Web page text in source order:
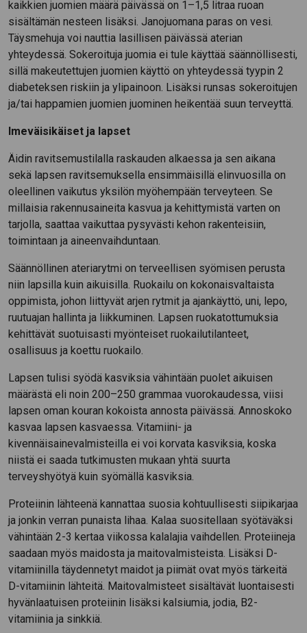
kaikkien juomien määrä päivässä on 1–1,5 litraa ruoan
sisältämän nesteen lisäksi. Janojuomana paras on vesi.
Täysmehuja voi nauttia lasillisen päivässä aterian
yhteydessä. Sokeroituja juomia ei tule käyttää säännöllisesti,
sillä makeutettujen juomien käyttö on yhteydessä tyypin 2
diabeteksen riskiin ja ylipainoon. Lisäksi runsas sokeroitujen
ja/tai happamien juomien juominen heikentää suun terveyttä.
Imeväisikäiset ja lapset
Äidin ravitsemustilalla raskauden alkaessa ja sen aikana
sekä lapsen ravitsemuksella ensimmäisillä elinvuosilla on
oleellinen vaikutus yksilön myöhempään terveyteen. Se
millaisia rakennusaineita kasvua ja kehittymistä varten on
tarjolla, saattaa vaikuttaa pysyvästi kehon rakenteisiin,
toimintaan ja aineenvaihduntaan.
Säännöllinen ateriarytmi on terveellisen syömisen perusta
niin lapsilla kuin aikuisilla. Ruokailu on kokonaisvaltaista
oppimista, johon liittyvät arjen rytmit ja ajankäyttö, uni, lepo,
ruutuajan hallinta ja liikkuminen. Lapsen ruokatottumuksia
kehittävät suotuisasti myönteiset ruokailutilanteet,
osallisuus ja koettu ruokailo.
Lapsen tulisi syödä kasviksia vähintään puolet aikuisen
määrästä eli noin 200–250 grammaa vuorokaudessa, viisi
lapsen oman kouran kokoista annosta päivässä. Annoskoko
kasvaa lapsen kasvaessa. Vitamiini- ja
kivennäisainevalmisteilla ei voi korvata kasviksia, koska
niistä ei saada tutkimusten mukaan yhtä suurta
terveyshyötyä kuin syömällä kasviksia.
Proteiinin lähteenä kannattaa suosia kohtuullisesti siipikarjaa
ja jonkin verran punaista lihaa. Kalaa suositellaan syötäväksi
vähintään 2-3 kertaa viikossa kalalajia vaihdellen. Proteiineja
saadaan myös maidosta ja maitovalmisteista. Lisäksi D-
vitamiinilla täydennetyt maidot ja piimät ovat myös tärkeitä
D-vitamiinin lähteitä. Maitovalmisteet sisältävät luontaisesti
hyvänlaatuisen proteiinin lisäksi kalsiumia, jodia, B2-
vitamiinia ja sinkkiä.